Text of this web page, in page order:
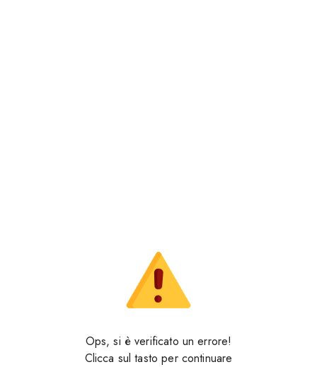
Ops, si è verificato un errore!
Clicca sul tasto per continuare